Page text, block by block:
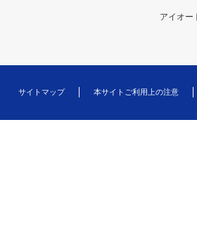
アイオー
サイトマップ 本サイトご利用上の注意